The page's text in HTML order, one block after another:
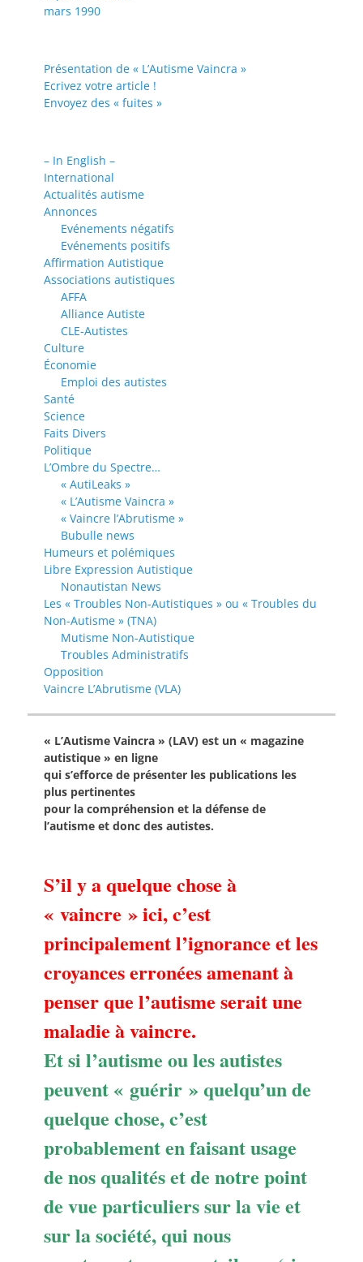
mars 1990
Présentation de « L’Autisme Vaincra »
Ecrivez votre article !
Envoyez des « fuites »
– In English –
International
Actualités autisme
Annonces
Evénements négatifs
Evénements positifs
Affirmation Autistique
Associations autistiques
AFFA
Alliance Autiste
CLE-Autistes
Culture
Économie
Emploi des autistes
Santé
Science
Faits Divers
Politique
L’Ombre du Spectre…
« AutiLeaks »
« L’Autisme Vaincra »
« Vaincre l’Abrutisme »
Bubulle news
Humeurs et polémiques
Libre Expression Autistique
Nonautistan News
Les « Troubles Non-Autistiques » ou « Troubles du
Non-Autisme » (TNA)
Mutisme Non-Autistique
Troubles Administratifs
Opposition
Vaincre L’Abrutisme (VLA)
« L’Autisme Vaincra » (LAV) est un « magazine
autistique » en ligne
qui s’efforce de présenter les publications les
plus pertinentes
pour la compréhension et la défense de
l’autisme et donc des autistes.
S’il y a quelque chose à
« vaincre » ici, c’est
principalement l’ignorance et les
croyances erronées amenant à
penser que l’autisme serait une
maladie à vaincre.
Et si l’autisme ou les autistes
peuvent « guérir » quelqu’un de
quelque chose, c’est
probablement en faisant usage
de nos qualités et de notre point
de vue particuliers sur la vie et
sur la société, qui nous